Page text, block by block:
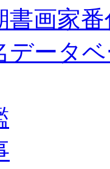
書画家
データ